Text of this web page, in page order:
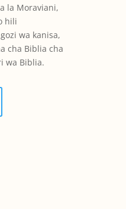
la Moraviani,
hili
wa kanisa,
cha Biblia cha
wa Biblia.